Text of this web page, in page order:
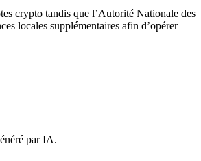
crypto tandis que l’Autorité Nationale des
locales supplémentaires afin d’opérer
par IA.